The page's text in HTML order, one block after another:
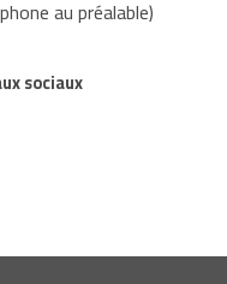
au préalable)
sociaux